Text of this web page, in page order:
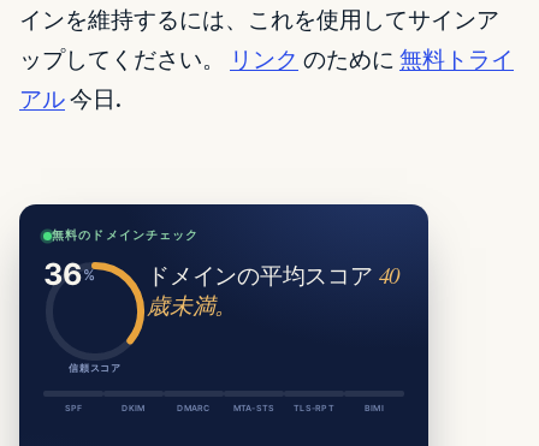
インを維持するには、これを使用してサインア
ップしてください。
リンク のために 無料トライ
アル今日.
無料のドメインチェック
信頼スコア
ドメインの平均スコア 40
歳未満。
SPF DKIM DMARC MTA-STS TLS-RPT BIMI